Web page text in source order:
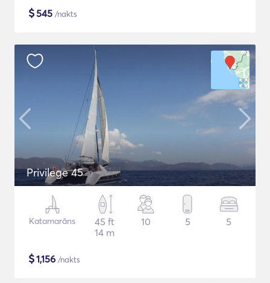
$545 /nakts
Privilege 45
Katamarāns
45 ft
14 m
10 5 5
$1,156 /nakts